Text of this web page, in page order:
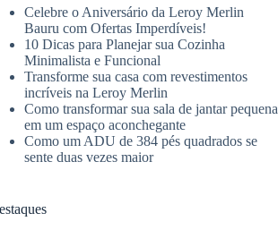
Celebre o Aniversário da Leroy Merlin
Bauru com Ofertas Imperdíveis!
10 Dicas para Planejar sua Cozinha
Minimalista e Funcional
Transforme sua casa com revestimentos
incríveis na Leroy Merlin
Como transformar sua sala de jantar pequena
em um espaço aconchegante
Como um ADU de 384 pés quadrados se
sente duas vezes maior